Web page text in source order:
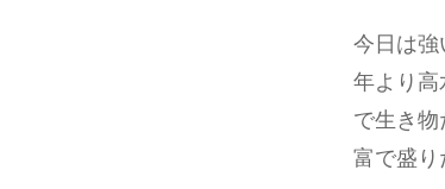
今日は
年より
で生き
富で盛り